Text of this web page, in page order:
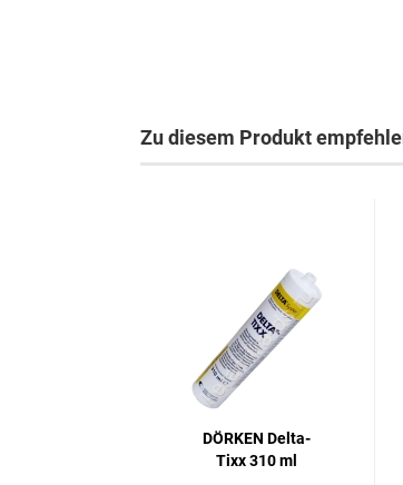
Zu diesem Produkt
DÖRKEN Delta-
Tixx 310 ml